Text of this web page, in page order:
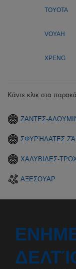
TOYOTA
VOYAH
XPENG
Κάντε κλικ στα
ΖΑΝΤΕΣ-
ΣΦΥΡΉΛΑΤΕΣ
ΧΑΛΥΒΙΔΕΣ-
ΑΞΕΣΟΥΑΡ